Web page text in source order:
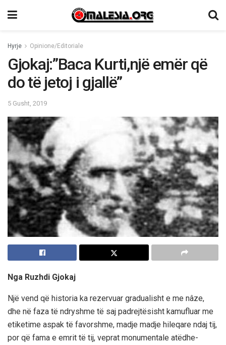
Hyrje Opinione/Editoriale
Gjokaj:”Baca Kurti,një emër që
do të jetoj i gjallë”
5 Gusht, 2019
Nga Ruzhdi Gjokaj
Një vend që historia ka rezervuar gradualisht e me nâze,
dhe në faza të ndryshme të saj padrejtësisht kamufluar me
etiketime aspak të favorshme, madje madje hileqare ndaj tij,
por që fama e emrit të tij, veprat monumentale atëdhe-